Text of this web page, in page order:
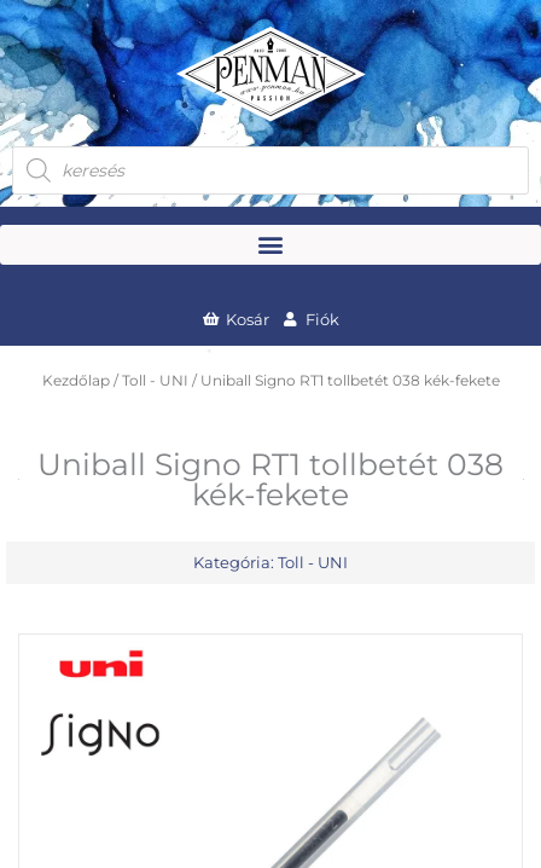
Skip
to
content
Products
search
Kosár Fiók
Kezdőlap/Toll - UNI / Uniball Signo RT1 tollbetét 038 kék-fekete
Uniball Signo RT1 tollbetét 038
kék-fekete
Kategória: Toll - UNI